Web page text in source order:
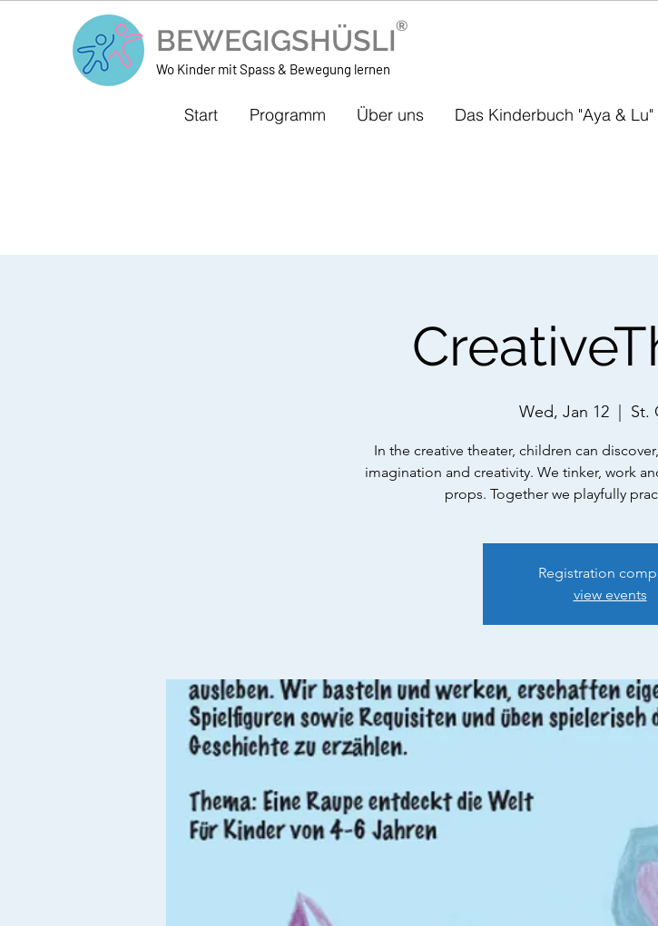
®
BEWEGIGSHÜSLI
Wo Kinder mit Spass & Bewegung lernen
Start Programm Über uns Das Kinderbuch "Aya & Lu"
Wed, Jan 12 St.
In the creative theater, children can
imagination and creativity. We tinker, work
props. Together we playfully
Registration
view events